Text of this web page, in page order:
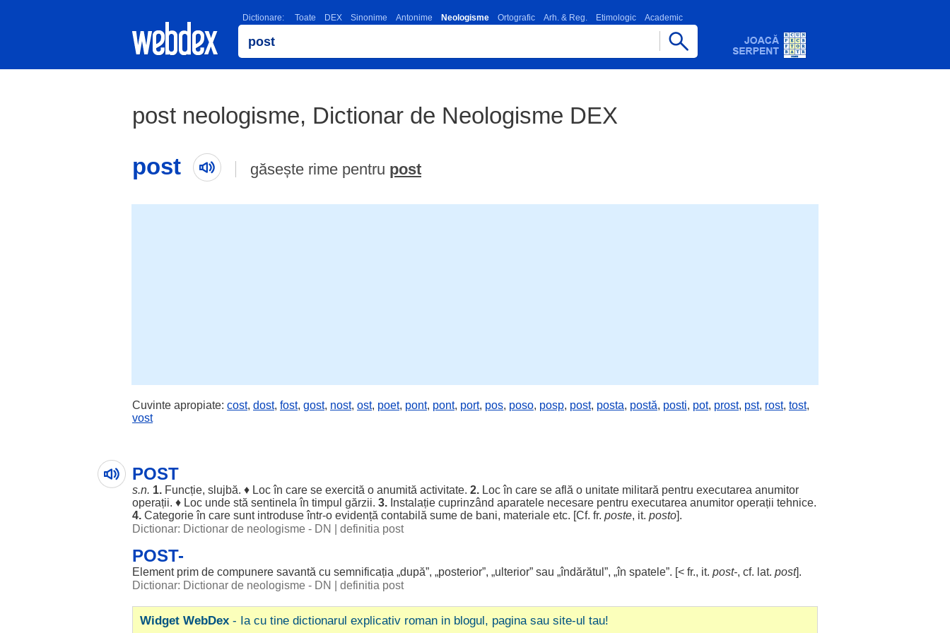
Dictionare: Toate DEX Sinonime Antonime Neologisme Ortografic Arh. & Reg. Etimologic Academic
post neologisme, Dictionar de Neologisme DEX
post
găsește rime pentru post
Cuvinte apropiate: cost, dost, fost, gost, nost, ost, poet, pont, pont, port, pos, poso, posp, post, posta, postă, posti, pot, prost, pst, rost, tost,
vost
POST
s.n. 1. Funcție, slujbă. ♦ Loc în care se exercită o anumită activitate. 2. Loc în care se află o unitate militară pentru executarea anumitor
operații. ♦ Loc unde stă sentinela în timpul gărzii. 3. Instalație cuprinzând aparatele necesare pentru executarea anumitor operații tehnice.
4. Categorieîn care sunt introduseîntr-o evidență contabilă sume de bani, materiale etc. [Cf. fr. poste, it. posto].
Dictionar: Dictionar de neologisme - DN
definitia post
POST-
Element prim de compunere savantă cu semnificația „după”, „posterior”, „ulterior” sau „îndărătul”, „în spatele”. [< fr., it. post-, cf. lat. post].
Dictionar: Dictionar de neologisme - DN
definitia post
Widget WebDex - Ia cu tine dictionarul explicativ roman in blogul, pagina sau site-ul tau!